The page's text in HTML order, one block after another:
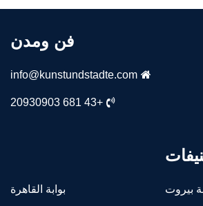
فن ومدن
info@kunstundstadte.com
+43 681 20930903
بيروت بوابة القاهرة